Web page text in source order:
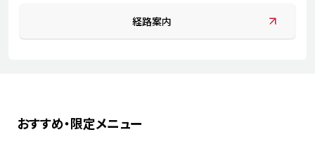
経路案内
おすすめ・限定メニュー